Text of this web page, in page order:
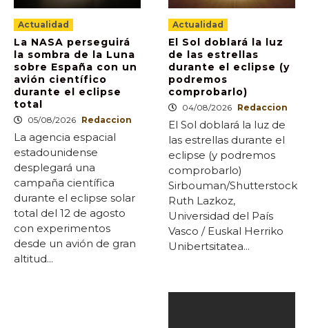
Actualidad
La NASA perseguirá
la sombra de la Luna
sobre España con un
avión científico
durante el eclipse
total
05/08/2026 Redaccion
La agencia espacial
estadounidense
desplegará una
campaña científica
durante el eclipse solar
total del 12 de agosto
con experimentos
desde un avión de gran
altitud...
Actualidad
El Sol doblará la luz
de las estrellas
durante el eclipse (y
podremos
comprobarlo)
04/08/2026 Redaccion
El Sol doblará la luz de
las estrellas durante el
eclipse (y podremos
comprobarlo)
Sirbouman/Shutterstock
Ruth Lazkoz,
Universidad del País
Vasco / Euskal Herriko
Unibertsitatea...